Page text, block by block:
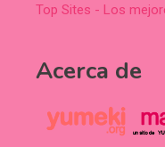
Top Sites - Los
Acerca de